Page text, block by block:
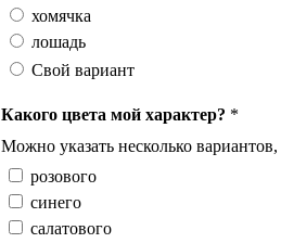
хомячка
лошадь
Свой вариант
Какого цвета мой характер? *
Можно указать несколько
розового
синего
салатового